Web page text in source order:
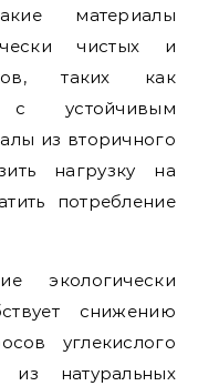
материалы
чистых и
таких как
устойчивым
из вторичного
нагрузку на
потребление
экологически
снижению
углекислого
натуральных